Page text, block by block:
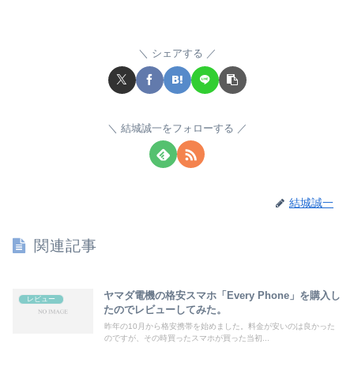
シェアする
結城誠一をフォローする
結城誠一
関連記事
レビュー
ヤマダ電機の格安スマホ「Every Phone」を購入し
たのでレビューしてみた。
昨年の10月から格安携帯を始めました。料金が安いのは良かった
のですが、その時買ったスマホが買った当初...